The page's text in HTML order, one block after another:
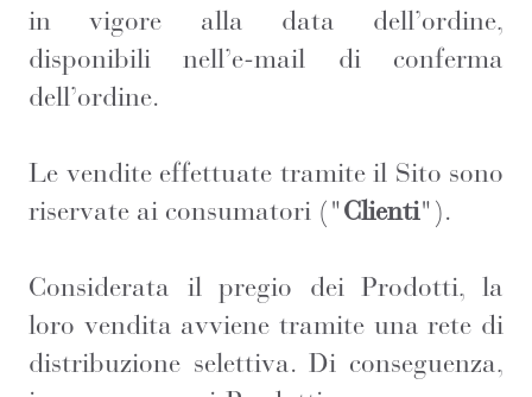
in vigore alla data dell’ordine,
disponibili nell’e-mail di conferma
dell’ordine.
Le vendite effettuate tramite il Sito sono
riservate ai consumatori ("Clienti").
Considerata il pregio dei Prodotti, la
loro vendita avviene tramite una rete di
distribuzione selettiva. Di conseguenza,